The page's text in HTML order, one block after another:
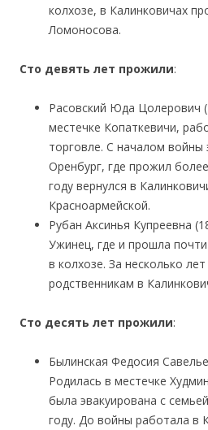
колхозе, в Калинковичах
Ломоносова.
Сто девять лет прожили:
Расовский Юда Цолерович
местечке Копаткевичи,
торговле. С началом войны
Оренбург, где прожил
году вернулся в
Красноармейской.
Рубан Аксинья Купреевна
Ужинец, где и прошла
в колхозе. За несколько
родственникам в
Сто десять лет прожили:
Былинская Федосия
Родилась в местечке
была эвакуирована с
году. До войны работала в